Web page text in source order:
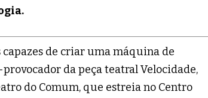
capazes de criar uma máquina de
da peça teatral Velocidade,
do Comum, que estreia no Centro